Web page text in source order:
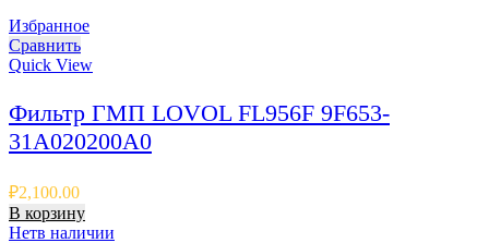
Избранное
Сравнить
Quick View
Фильтр ГМП LOVOL FL956F 9F653-
31A020200A0
₽2,100.00
В корзину
Нетв наличии